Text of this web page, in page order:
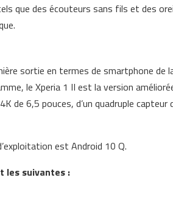
que des écouteurs sans fils et des
sortie en termes de smartphone de
le Xperia 1 II est la version
de 6,5 pouces, d’un quadruple capteur
est Android 10 Q.
les suivantes :